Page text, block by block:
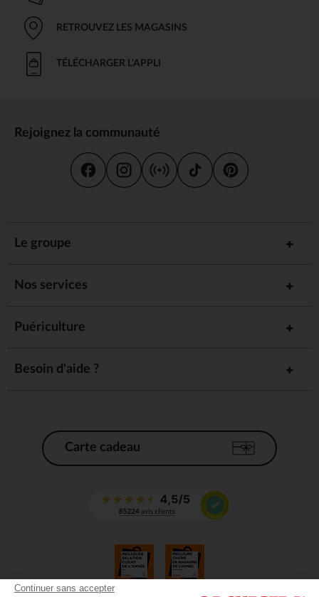
Continuer sans accepter
RETROUVEZ LES MAGASINS
TÉLÉCHARGER L'APPLI
Rejoignez la communauté
Le groupe
Nos services
Puériculture
Besoin d'aide ?
Carte cadeau